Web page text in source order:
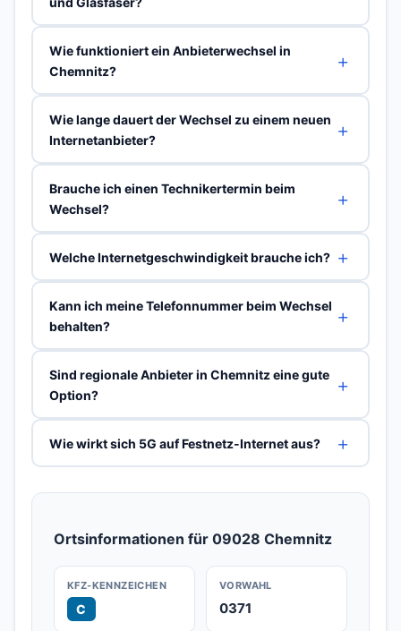
Wie funktioniert ein Anbieterwechsel in
Chemnitz?
Wie lange dauert der Wechsel zu einem neuen
Internetanbieter?
Brauche ich einen Technikertermin beim
Wechsel?
Welche Internetgeschwindigkeit brauche ich?
Kann ich meine Telefonnummer beim Wechsel
behalten?
Sind regionale Anbieter in Chemnitz eine gute
Option?
Wie wirkt sich 5G auf Festnetz-Internet aus?
Ortsinformationen für 09028 Chemnitz
KFZ-KENNZEICHEN
C
VORWAHL
0371